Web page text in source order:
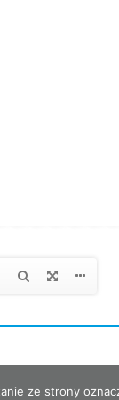
ze strony